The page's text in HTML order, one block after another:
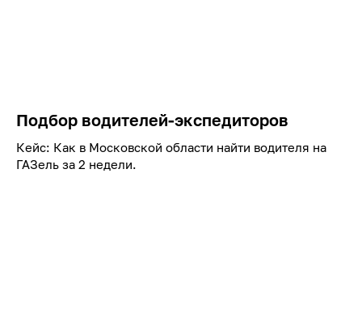
Подбор водителей-экспедиторов
Кейс: Как в Московской области найти водителя на
ГАЗель за 2 недели.